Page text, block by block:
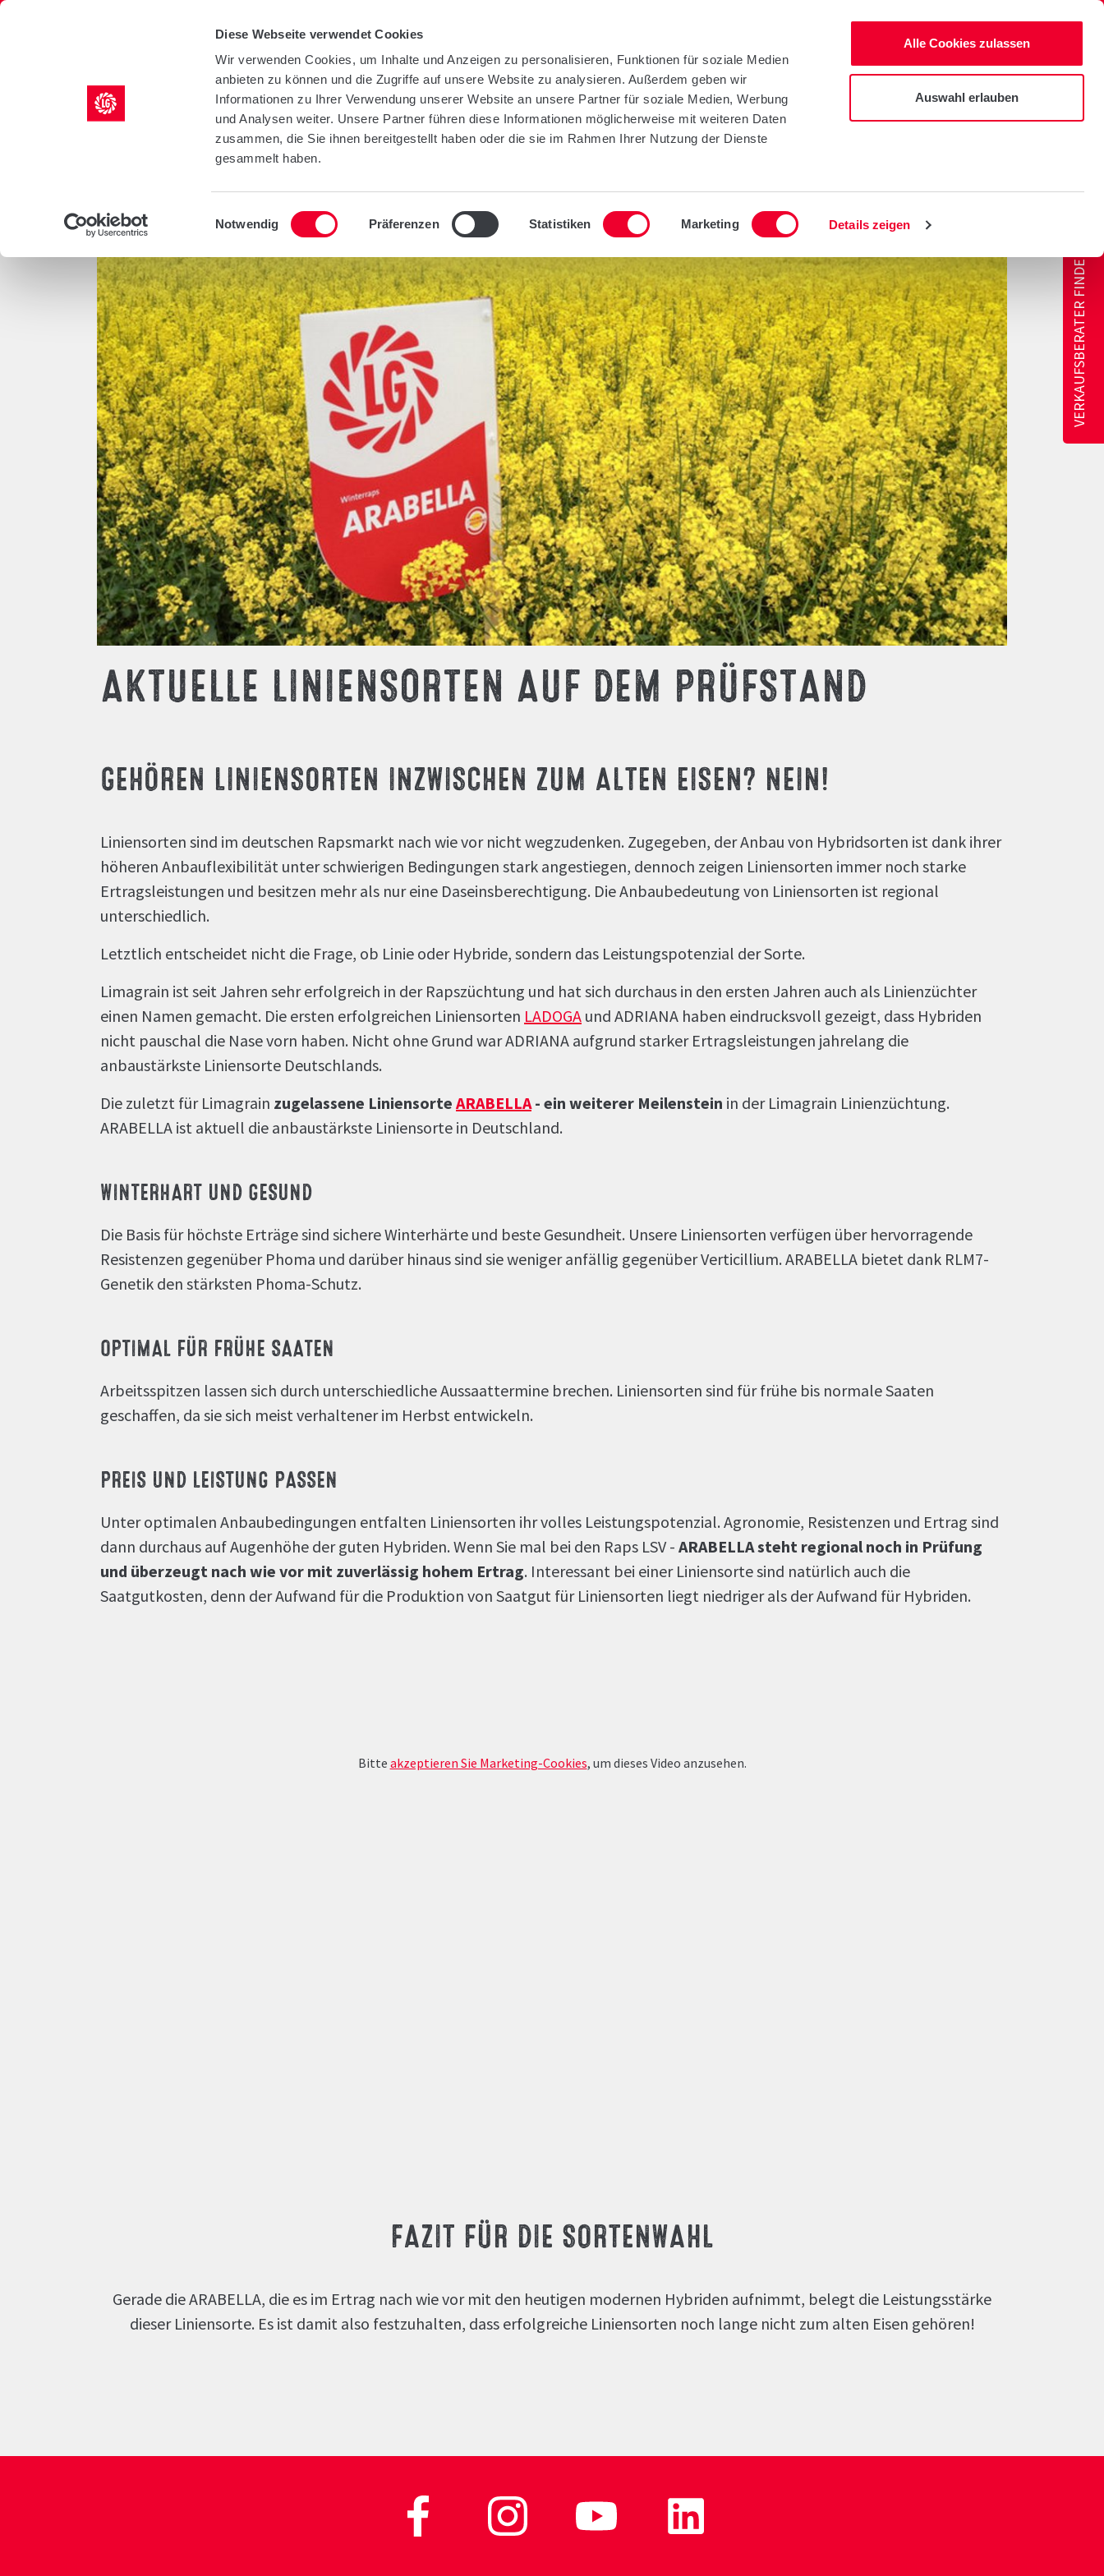
Diese Webseite verwendet Cookies
Wir verwenden Cookies, um Inhalte und Anzeigen zu personalisieren, Funktionen für soziale Medien
anbieten zu können und die Zugriffe auf unsere Website zu analysieren. Außerdem geben wir
Informationen zu Ihrer Verwendung unserer Website an unsere Partner für soziale Medien, Werbung
und Analysen weiter. Unsere Partner führen diese Informationen möglicherweise mit weiteren Daten
zusammen, die Sie ihnen bereitgestellt haben oder die sie im Rahmen Ihrer Nutzung der Dienste
gesammelt haben.
Einwilligungsauswahl
Notwendig Präferenzen Statistiken Marketing Details zeigen
Alle Cookies zulassen
Auswahl erlauben
Suche
Warenkorb
KULTUREN AGRILITY UNTERNEHMEN INFOTHEK KONTAKT VERKAUFSBERATER
Raps
AKTUELLE LINIENSORTEN AUF DEM PRÜFSTAND
GEHÖREN LINIENSORTEN INZWISCHEN ZUM ALTEN EISEN? NEIN!
Liniensorten sind im deutschen Rapsmarkt nach wie vor nicht wegzudenken. Zugegeben, der Anbau von Hybridsorten ist dank ihrer
höheren Anbauflexibilität unter schwierigen Bedingungen stark angestiegen, dennoch zeigen Liniensorten immer noch starke
Ertragsleistungen und besitzen mehr als nur eine Daseinsberechtigung. Die Anbaubedeutung von Liniensorten ist regional
unterschiedlich.
Letztlich entscheidet nicht die Frage, ob Linie oder Hybride, sondern das Leistungspotenzial der Sorte.
Limagrain ist seit Jahren sehr erfolgreich in der Rapszüchtung und hat sich durchaus in den ersten Jahren auch als Linienzüchter
einen Namen gemacht. Die ersten erfolgreichen Liniensorten LADOGA und ADRIANA haben eindrucksvoll gezeigt, dass Hybriden
nicht pauschal die Nase vorn haben. Nicht ohne Grund war ADRIANA aufgrund starker Ertragsleistungen jahrelang die
anbaustärkste Liniensorte Deutschlands.
Die zuletzt für Limagrain zugelassene Liniensorte ARABELLA- ein weiterer Meilenstein in der Limagrain Linienzüchtung.
ARABELLA ist aktuell die anbaustärkste Liniensorte in Deutschland.
WINTERHART UND GESUND
Die Basis für höchste Erträge sind sichere Winterhärte und beste Gesundheit. Unsere Liniensorten verfügen über hervorragende
Resistenzen gegenüber Phoma und darüber hinaus sind sie weniger anfällig gegenüber Verticillium. ARABELLA bietet dank RLM7-
Genetik den stärksten Phoma-Schutz.
OPTIMAL FÜR FRÜHE SAATEN
Arbeitsspitzen lassen sich durch unterschiedliche Aussaattermine brechen. Liniensorten sind für frühe bis normale Saaten
geschaffen, da sie sich meist verhaltener im Herbst entwickeln.
PREIS UND LEISTUNG PASSEN
Unter optimalen Anbaubedingungen entfalten Liniensorten ihr volles Leistungspotenzial. Agronomie, Resistenzen und Ertrag sind
dann durchaus auf Augenhöhe der guten Hybriden. Wenn Sie mal bei den Raps LSV - ARABELLA steht regional noch in Prüfung
und überzeugt nach wie vor mit zuverlässig hohem Ertrag. Interessant bei einer Liniensorte sind natürlich auch die
Saatgutkosten, denn der Aufwand für die Produktion von Saatgut für Liniensorten liegt niedriger als der Aufwand für Hybriden.
Bitte akzeptieren Sie Marketing-Cookies, um dieses Video anzusehen.
FAZIT FÜR DIE SORTENWAHL
Gerade die ARABELLA, die es im Ertrag nach wie vor mit den heutigen modernen Hybriden aufnimmt, belegt die Leistungsstärke
dieser Liniensorte. Es ist damit also festzuhalten, dass erfolgreiche Liniensorten noch lange nicht zum alten Eisen gehören!
VERKAUFSBERATER FINDEN